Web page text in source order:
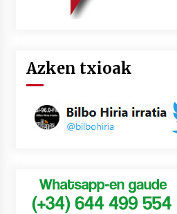
Azken txioak